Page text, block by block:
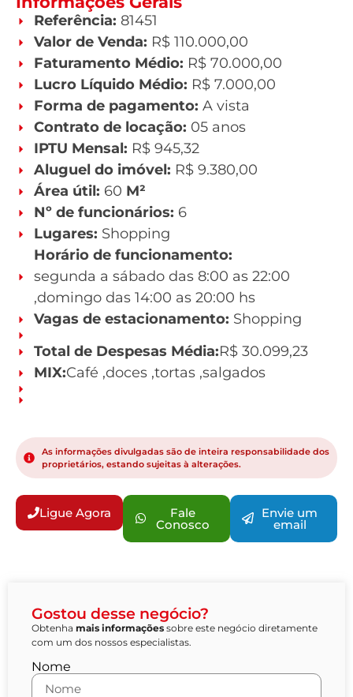
Referência: 81451
Valor de Venda: R$ 110.000,00
Faturamento Médio: R$ 70.000,00
Lucro Líquido Médio: R$ 7.000,00
Forma de pagamento: A vista
Contrato de locação: 05 anos
IPTU Mensal: R$ 945,32
Aluguel do imóvel: R$ 9.380,00
Área útil: 60 M²
Nº de funcionários: 6
Lugares: Shopping
Horário de funcionamento:
segunda a sábado das 8:00 as 22:00
,domingo das 14:00 as 20:00 hs
Vagas de estacionamento: Shopping
Total de Despesas Média:R$ 30.099,23
MIX:Café ,doces ,tortas ,salgados
As informações divulgadas são de inteira responsabilidade dos
proprietários, estando sujeitas à alterações.
Ligue Agora Fale
Conosco
Envie um
email
Gostou desse negócio?
Obtenha mais informações sobre este negócio diretamente
com um dos nossos especialistas.
Nome